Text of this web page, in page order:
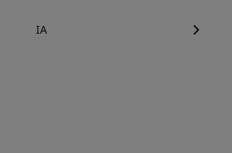
IA